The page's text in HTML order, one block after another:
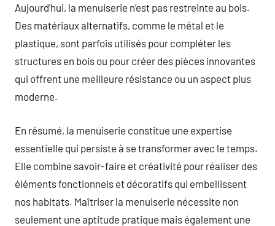
Aujourd’hui, la menuiserie n’est pas restreinte au bois.
Des matériaux alternatifs, comme le métal et le
plastique, sont parfois utilisés pour compléter les
structures en bois ou pour créer des pièces innovantes
qui offrent une meilleure résistance ou un aspect plus
moderne.
En résumé, la menuiserie constitue une expertise
essentielle qui persiste à se transformer avec le temps.
Elle combine savoir-faire et créativité pour réaliser des
éléments fonctionnels et décoratifs qui embellissent
nos habitats. Maîtriser la menuiserie nécessite non
seulement une aptitude pratique mais également une